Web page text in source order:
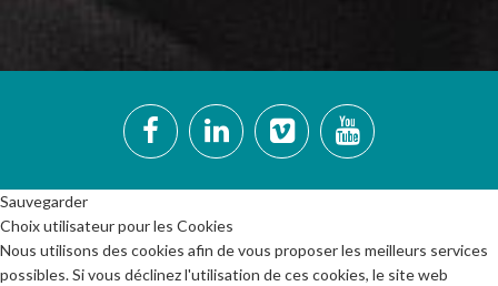
Sauvegarder
Choix utilisateur pour les Cookies
Nous utilisons des cookies afin de vous proposer les meilleurs services
possibles. Si vous déclinez l'utilisation de ces cookies, le site web